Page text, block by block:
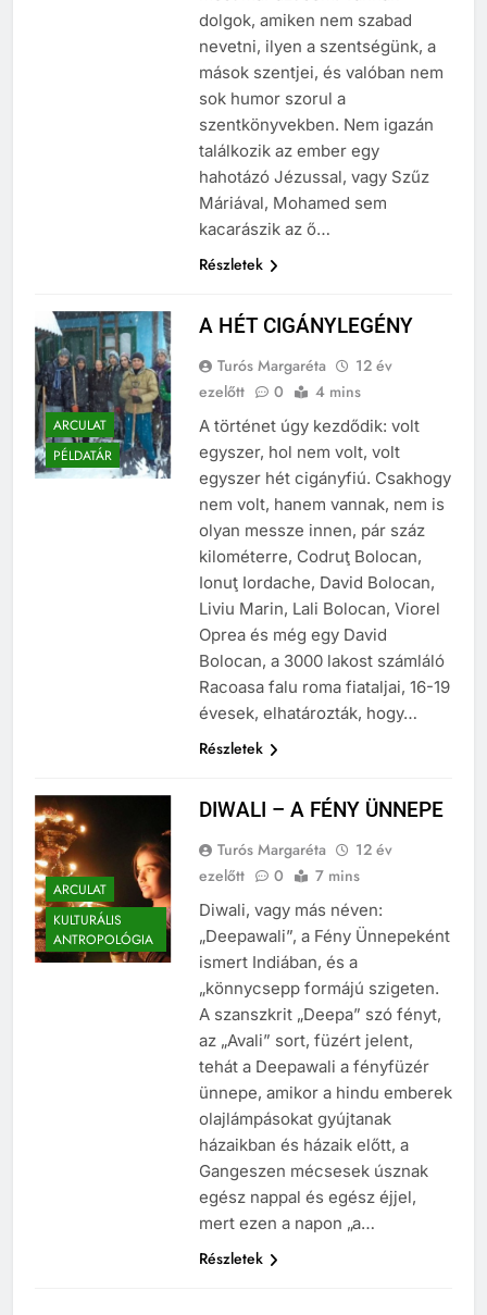
most már azt sem. Vannak
dolgok, amiken nem szabad
nevetni, ilyen a szentségünk, a
mások szentjei, és valóban nem
sok humor szorul a
szentkönyvekben. Nem igazán
találkozik az ember egy
hahotázó Jézussal, vagy Szűz
Máriával, Mohamed sem
ARCULAT
PÉLDATÁR
Turós Margaréta
12 év
A történet úgy kezdődik: volt
egyszer, hol nem volt, volt
egyszer hét cigányfiú. Csakhogy
nem volt, hanem vannak, nem is
olyan messze innen, pár száz
kilométerre, Codruţ Bolocan,
Ionuţ Iordache, David Bolocan,
Liviu Marin, Lali Bolocan, Viorel
Oprea és még egy David
Bolocan, a 3000 lakost számláló
Racoasa falu roma fiataljai, 16-19
ARCULAT
KULTURÁLIS
ANTROPOLÓGIA
Turós Margaréta
12 év
Diwali, vagy más néven:
„Deepawali”, a Fény Ünnepeként
ismert Indiában, és a
„könnycsepp formájú szigeten.
A szanszkrit „Deepa” szó fényt,
az „Avali” sort, füzért jelent,
tehát a Deepawali a fényfüzér
ünnepe, amikor a hindu emberek
olajlámpásokat gyújtanak
házaikban és házaik előtt, a
Gangeszen mécsesek úsznak
egész nappal és egész éjjel,